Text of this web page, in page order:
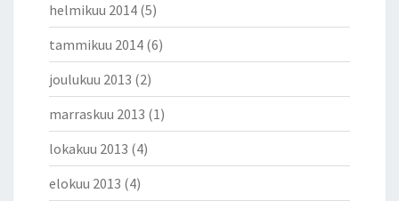
helmikuu 2014 (5)
tammikuu 2014 (6)
joulukuu 2013 (2)
marraskuu 2013 (1)
lokakuu 2013 (4)
elokuu 2013 (4)